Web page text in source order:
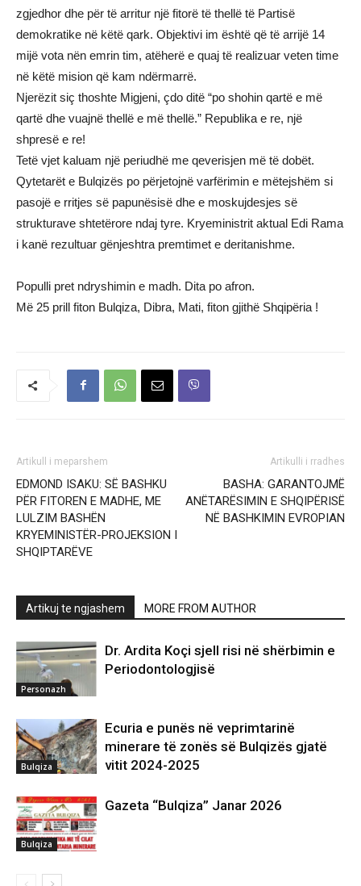
zgjedhor dhe për të arritur një fitorë të thellë të Partisë
demokratike në këtë qark. Objektivi im është që të arrijë 14
mijë vota nën emrin tim, atëherë e quaj të realizuar veten time
në këtë mision që kam ndërmarrë.
Njerëzit siç thoshte Migjeni, çdo ditë “po shohin qartë e më
qartë dhe vuajnë thellë e më thellë.” Republika e re, një
shpresë e re!
Tetë vjet kaluam një periudhë me qeverisjen më të dobët.
Qytetarët e Bulqizës po përjetojnë varfërimin e mëtejshëm si
pasojë e rritjes së papunësisë dhe e moskujdesjes së
strukturave shtetërore ndaj tyre. Kryeministrit aktual Edi Rama
i kanë rezultuar gënjeshtra premtimet e deritanishme.
Populli pret ndryshimin e madh. Dita po afron.
Më 25 prill fiton Bulqiza, Dibra, Mati, fiton gjithë Shqipëria !
Artikull i meparshem
EDMOND ISAKU: SË BASHKU
PËR FITOREN E MADHE, ME
LULZIM BASHËN
KRYEMINISTËR-PROJEKSION I
SHQIPTARËVE
Artikulli i rradhes
BASHA: GARANTOJMË
ANËTARËSIMIN E SHQIPËRISË
NË BASHKIMIN EVROPIAN
Artikuj te ngjashem MORE FROM AUTHOR
Personazh
Dr. Ardita Koçi sjell risi në shërbimin e
Periodontologjisë
Bulqiza
Ecuria e punës në veprimtarinë
minerare të zonës së Bulqizës gjatë
vitit 2024-2025
Bulqiza
Gazeta “Bulqiza” Janar 2026